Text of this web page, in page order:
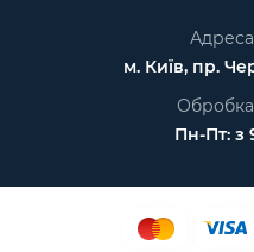
м. Київ, пр.
Пн-Пт: з